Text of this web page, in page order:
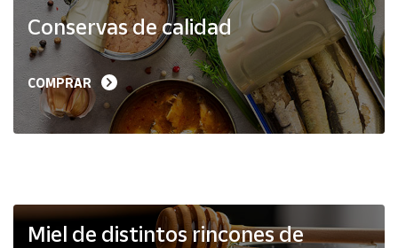
Productos
Solidarios
Ayuda
Vendedores
Conservas de calidad
COMPRAR
Miel de distintos rincones de